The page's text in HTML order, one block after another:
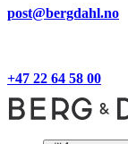
post@bergdahl.no
+47 22 64 58 00